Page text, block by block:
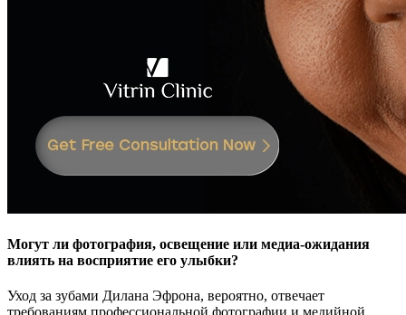
Могут ли фотография, освещение или медиа-ожидания
влиять на восприятие его улыбки?
Уход за зубами Дилана Эфрона, вероятно, отвечает